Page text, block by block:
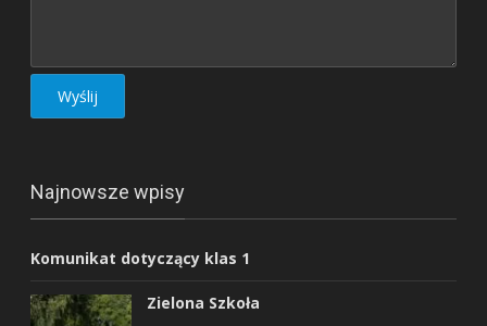
Najnowsze wpisy
Komunikat dotyczący klas 1
Zielona Szkoła